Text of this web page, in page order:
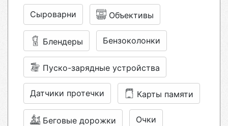
Сыроварни Объективы
Блендеры Бензоколонки
Пуско-зарядные устройства
Датчики протечки Карты памяти
Беговые дорожки Очки